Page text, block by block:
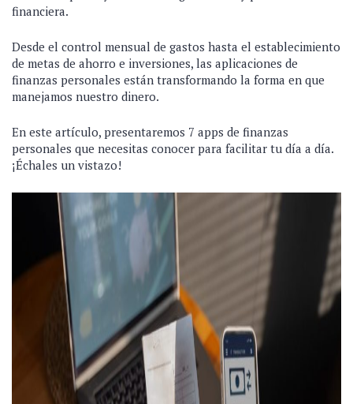
financiera.
Desde el control mensual de gastos hasta el establecimiento
de metas de ahorro e inversiones, las aplicaciones de
finanzas personales están transformando la forma en que
manejamos nuestro dinero.
En este artículo, presentaremos 7 apps de finanzas
personales que necesitas conocer para facilitar tu día a día.
¡Échales un vistazo!